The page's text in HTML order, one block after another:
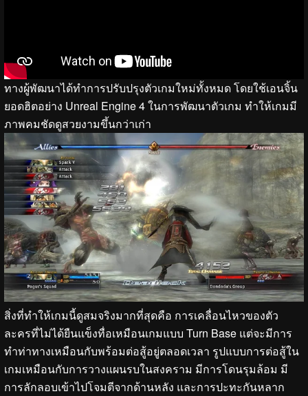
ทางผู้พัฒนาได้ทำการปรับปรุงตัวเกมใหม่ทั้งหมด โดยใช้เอนจิ้น
ยอดฮิตอย่าง Unreal Engine 4 ในการพัฒนาตัวเกม ทำให้เกมมี
ภาพคมชัดดูสวยงามขึ้นกว่าเก่า
สิ่งที่ทำให้เกมนี้ดูสมจริงมากที่สุดคือ การเคลื่อนไหวของตัว
ละครที่ไม่ได้ยืนแข็งทื่อเหมือนเกมแบบ Turn Base แต่จะมีการ
ทำท่าทางเหมือนกับพร้อมต่อสู้อยู่ตลอดเวลา รูปแบบการต่อสู้ใน
เกมเหมือนกับการวางแผนรบในสงคราม มีการโดนรุมล้อม มี
การลักลอบเข้าไปโจมตีจากด้านหลัง และการปะทะกันหลาก